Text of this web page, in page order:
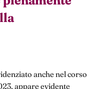
anche nel corso
appare evidente